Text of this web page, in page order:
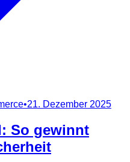
•21. Dezember 2025
So gewinnt